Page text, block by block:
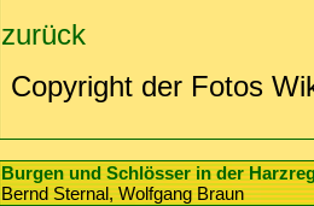
zurück
Copyright der Fotos
Burgen und Schlösser in der
Bernd Sternal, Wolfgang Braun